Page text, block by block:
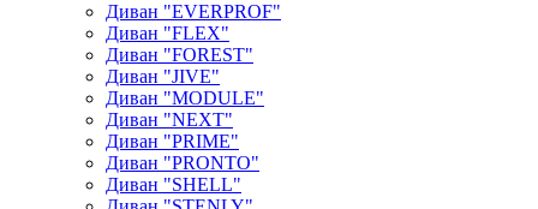
Диван "EVERPROF"
Диван "FLEX"
Диван "FOREST"
Диван "JIVE"
Диван "MODULE"
Диван "NEXT"
Диван "PRIME"
Диван "PRONTO"
Диван "SHELL"